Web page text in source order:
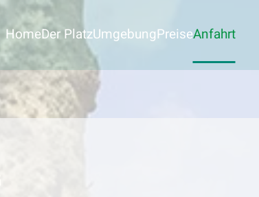
HomeDer PlatzUmgebungPreiseAnfahrt